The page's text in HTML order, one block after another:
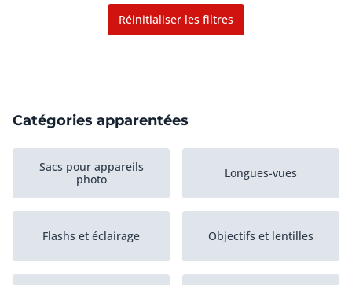
Réinitialiser les filtres
Catégories apparentées
Sacs pour appareils
photo
Longues-vues
Flashs et éclairage Objectifs et lentilles